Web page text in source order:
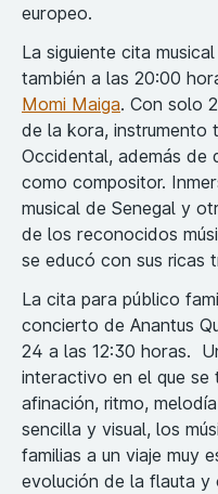
europeo.
La siguiente cita
también a las 20:00
Momi Maiga. Con solo
de la kora, instrumento
Occidental, además de
como compositor.
musical de Senegal y
de los reconocidos
se educó con sus ricas
La cita para público
concierto de Anantus
24 a las 12:30 horas.
interactivo en el que
afinación, ritmo,
sencilla y visual, los
familias a un viaje muy
evolución de la flauta y